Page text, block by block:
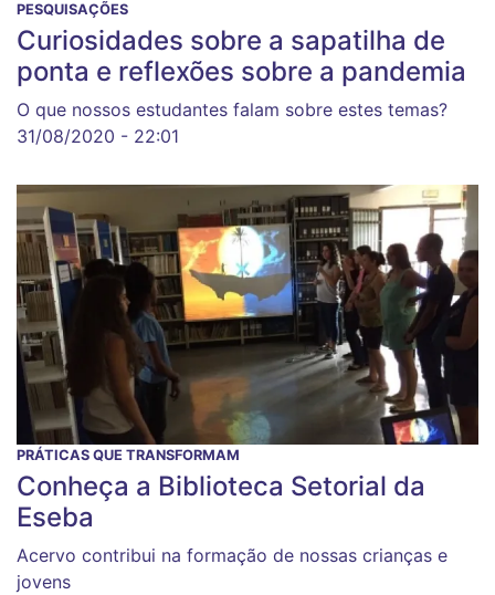
PESQUISAÇÕES
Curiosidades sobre a sapatilha de
ponta e reflexões sobre a pandemia
O que nossos estudantes falam sobre estes temas?
31/08/2020 - 22:01
PRÁTICAS QUE TRANSFORMAM
Conheça a Biblioteca Setorial da
Eseba
Acervo contribui na formação de nossas crianças e
jovens